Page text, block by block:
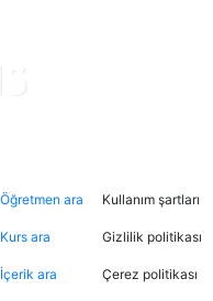
büyük bir
başladım. İlk 3 ay
iletişim
Jade öğretmenimle
çok memnunum.
Öğretmen ara
Kurs ara
İçerik ara
Kullanım şartları
Gizlilik politikası
Çerez politikası